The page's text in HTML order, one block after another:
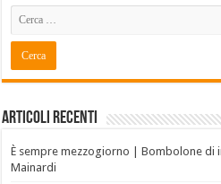
Articoli recenti
È sempre mezzogiorno | Bombolone di
Mainardi